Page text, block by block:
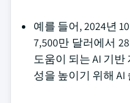
예를 들어, 2024년
7,500만 달러에서
도움이 되는 AI 기
성을 높이기 위해